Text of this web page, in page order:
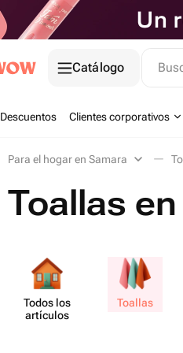
Catálogo
Descuentos Clientes corporativos
Para el hogar en Samara
Toallas
Todos los
artículos
Toallas